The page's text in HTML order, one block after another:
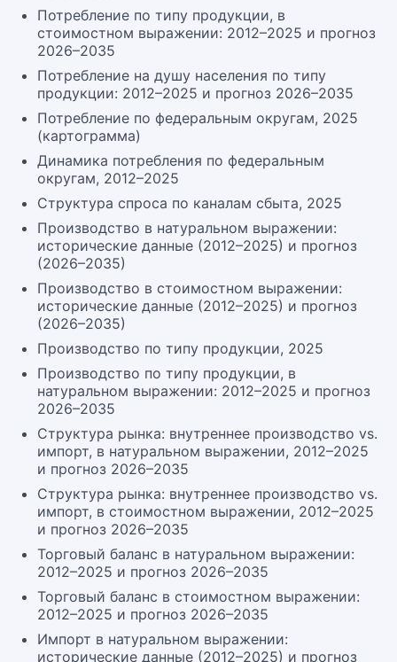
Потребление по типу продукции, в
стоимостном выражении: 2012–2025 и прогноз
2026–2035
Потребление на душу населения по типу
продукции: 2012–2025 и прогноз 2026–2035
Потребление по федеральным округам, 2025
(картограмма)
Динамика потребления по федеральным
округам, 2012–2025
Структура спроса по каналам сбыта, 2025
Производство в натуральном выражении:
исторические данные (2012–2025) и прогноз
(2026–2035)
Производство в стоимостном выражении:
исторические данные (2012–2025) и прогноз
(2026–2035)
Производство по типу продукции, 2025
Производство по типу продукции, в
натуральном выражении: 2012–2025 и прогноз
2026–2035
Структура рынка: внутреннее производство vs.
импорт, в натуральном выражении, 2012–2025
и прогноз 2026–2035
Структура рынка: внутреннее производство vs.
импорт, в стоимостном выражении, 2012–2025
и прогноз 2026–2035
Торговый баланс в натуральном выражении:
2012–2025 и прогноз 2026–2035
Торговый баланс в стоимостном выражении:
2012–2025 и прогноз 2026–2035
Импорт в натуральном выражении:
исторические данные (2012–2025) и прогноз